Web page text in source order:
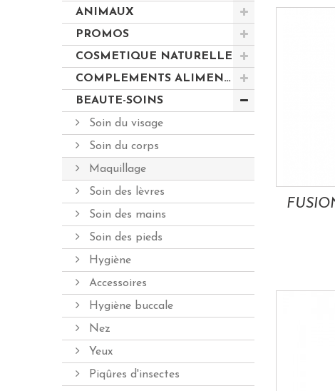
ANIMAUX
PROMOS
COSMETIQUE NATURELLE
COMPLEMENTS ALIMENTAIRES
BEAUTE-SOINS
Soin du visage
Soin du corps
Maquillage
Soin des lèvres
Soin des mains
Soin des pieds
Hygiène
Accessoires
Hygiène buccale
Nez
Yeux
Piqûres d'insectes